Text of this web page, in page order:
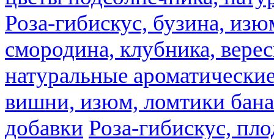
Роза-гибискус, бузина,
смородина, клубника,
натуральные
вишни, изюм, ломтики
добавки Роза-гибискус,